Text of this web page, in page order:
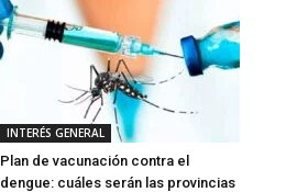
INTERÉS GENERAL
Plan de vacunación contra el
dengue: cuáles serán las provincias